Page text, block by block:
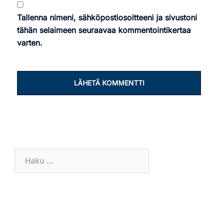
Tallenna nimeni, sähköpostiosoitteeni ja sivustoni
tähän selaimeen seuraavaa kommentointikertaa
varten.